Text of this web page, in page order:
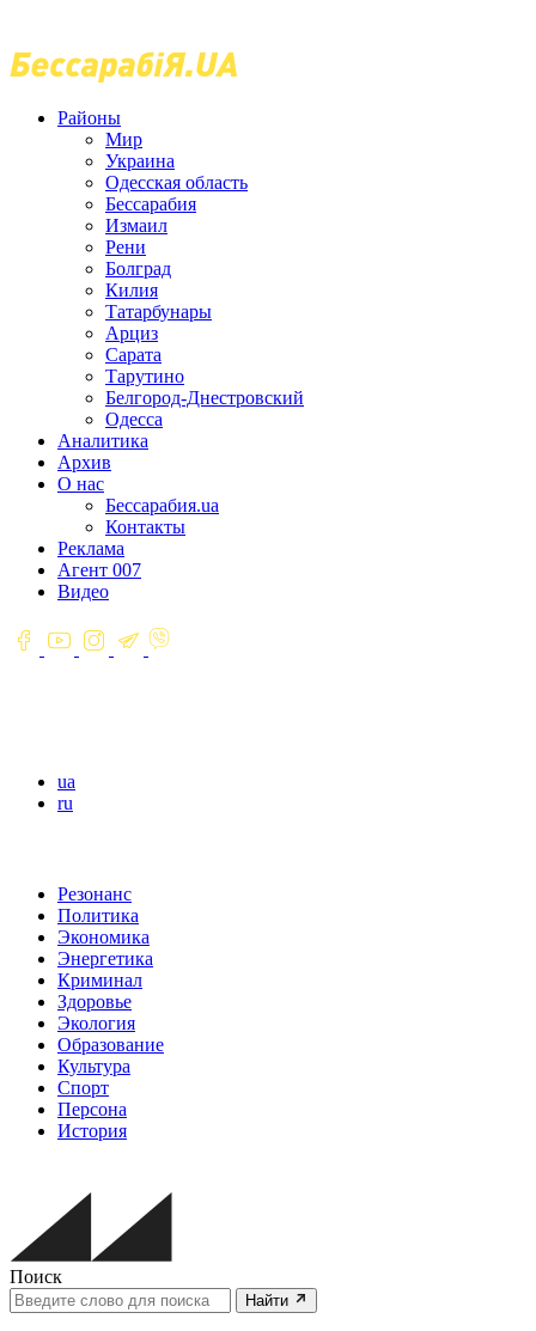
Районы
Мир
Украина
Одесская область
Бессарабия
Измаил
Рени
Болград
Килия
Татарбунары
Арциз
Сарата
Тарутино
Белгород-Днестровский
Одесса
Аналитика
Архив
О нас
Бессарабия.ua
Контакты
Реклама
Агент 007
Видео
ua
ru
Резонанс
Политика
Экономика
Энергетика
Криминал
Здоровье
Экология
Образование
Культура
Спорт
Персона
История
Поиск
Найти